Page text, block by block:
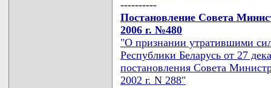
----------
Постановление Совета
2006 г. №480
"О признании утратившими
Республики Беларусь от 27
постановления Совета
2002 г. N 288"